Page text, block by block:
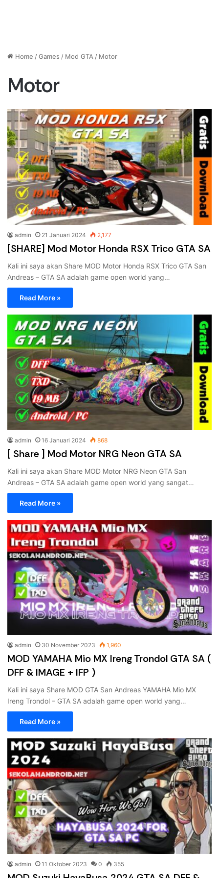
Home /Games / Mod GTA / Motor
Motor
admin 21 Januari 2024 2,177
[SHARE] Mod Motor Honda RSX Trico GTA SA
Kali ini saya akan Share MOD Motor Honda RSX Trico GTA San
Andreas – GTA SA adalah game open world yang…
Read More »
admin 16 Januari 2024 868
[ Share ] Mod Motor NRG Neon GTA SA
Kali ini saya akan Share MOD Motor NRG Neon GTA San
Andreas – GTA SA adalah game open world yang sangat…
Read More »
admin 30 November 2023 1,960
MOD YAMAHA Mio MX Ireng Trondol GTA SA (
DFF & IMAGE + IFP )
Kali ini saya Share MOD GTA San Andreas YAMAHA Mio MX
Ireng Trondol – GTA SA adalah game open world yang…
Read More »
admin 11 Oktober 2023 0 355